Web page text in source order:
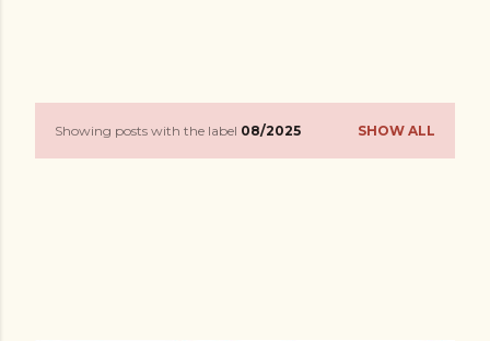
PShowing posts with the label 08/2025 SHOW ALL